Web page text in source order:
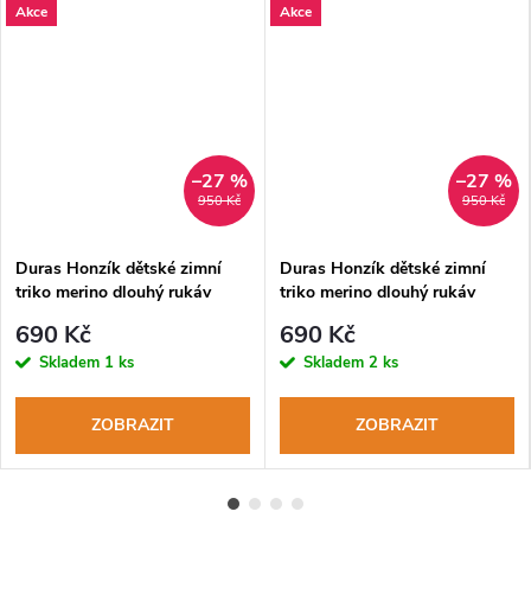
Akce
950 Kč
–27 %
Duras Honzík dětské zimní
triko merino dlouhý rukáv
690 Kč
Skladem 1 ks
ZOBRAZIT
Akce
950 Kč
–27 %
Duras Honzík dětské zimní
triko merino dlouhý rukáv
690 Kč
Skladem 2 ks
ZOBRAZIT